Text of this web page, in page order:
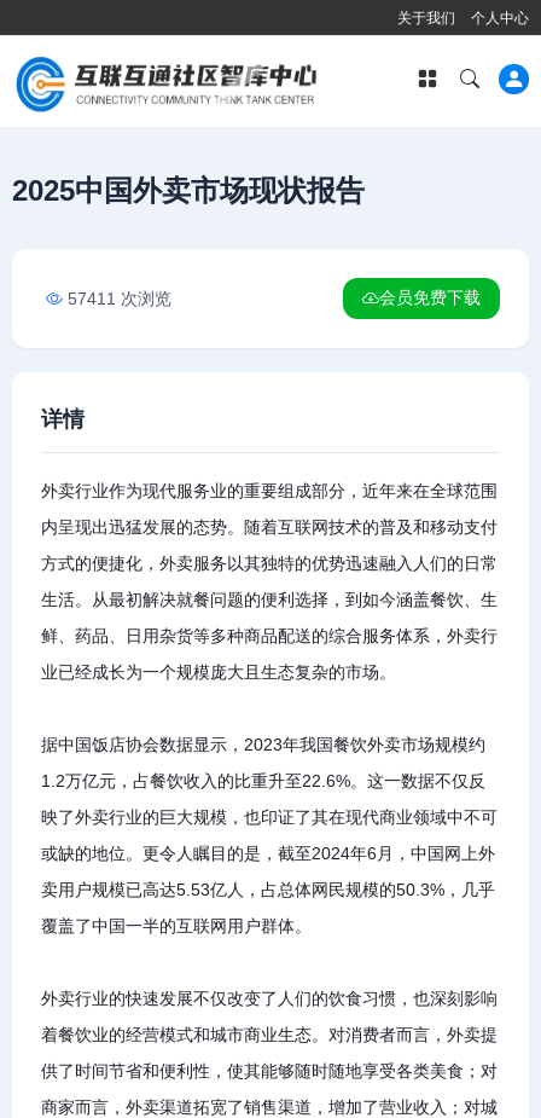
关于我们 个人中心
2025中国外卖市场现状报告
57411 次浏览 会员免费下载
详情
外卖行业作为现代服务业的重要组成部分，近年来在全球范围
内呈现出迅猛发展的态势。随着互联网技术的普及和移动支付
方式的便捷化，外卖服务以其独特的优势迅速融入人们的日常
生活。从最初解决就餐问题的便利选择，到如今涵盖餐饮、生
鲜、药品、日用杂货等多种商品配送的综合服务体系，外卖行
业已经成长为一个规模庞大且生态复杂的市场。
据中国饭店协会数据显示，2023年我国餐饮外卖市场规模约
1.2万亿元，占餐饮收入的比重升至22.6%。这一数据不仅反
映了外卖行业的巨大规模，也印证了其在现代商业领域中不可
或缺的地位。更令人瞩目的是，截至2024年6月，中国网上外
卖用户规模已高达5.53亿人，占总体网民规模的50.3%，几乎
覆盖了中国一半的互联网用户群体。
外卖行业的快速发展不仅改变了人们的饮食习惯，也深刻影响
着餐饮业的经营模式和城市商业生态。对消费者而言，外卖提
供了时间节省和便利性，使其能够随时随地享受各类美食；对
商家而言，外卖渠道拓宽了销售渠道，增加了营业收入；对城